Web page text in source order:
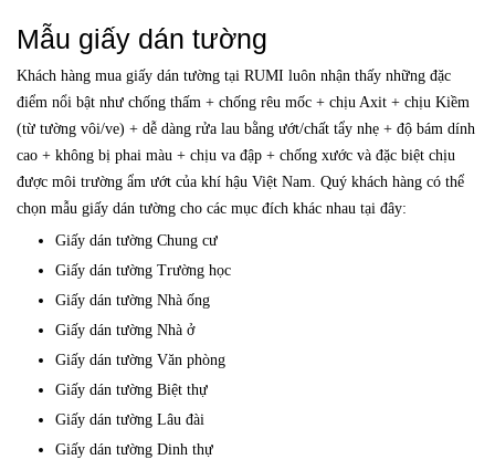
Mẫu giấy dán tường
Khách hàng mua giấy dán tường tại RUMI luôn nhận thấy những đặc
điểm nổi bật như chống thấm + chống rêu mốc + chịu Axit + chịu Kiềm
(từ tường vôi/ve) + dễ dàng rửa lau bằng ướt/chất tẩy nhẹ + độ bám dính
cao + không bị phai màu + chịu va đập + chống xước và đặc biệt chịu
được môi trường ẩm ướt của khí hậu Việt Nam. Quý khách hàng có thể
chọn mẫu giấy dán tường cho các mục đích khác nhau tại đây:
Giấy dán tường Chung cư
Giấy dán tường Trường học
Giấy dán tường Nhà ống
Giấy dán tường Nhà ở
Giấy dán tường Văn phòng
Giấy dán tường Biệt thự
Giấy dán tường Lâu đài
Giấy dán tường Dinh thự